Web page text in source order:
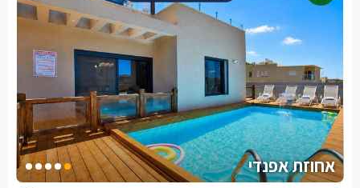
אחוזת אפנדי